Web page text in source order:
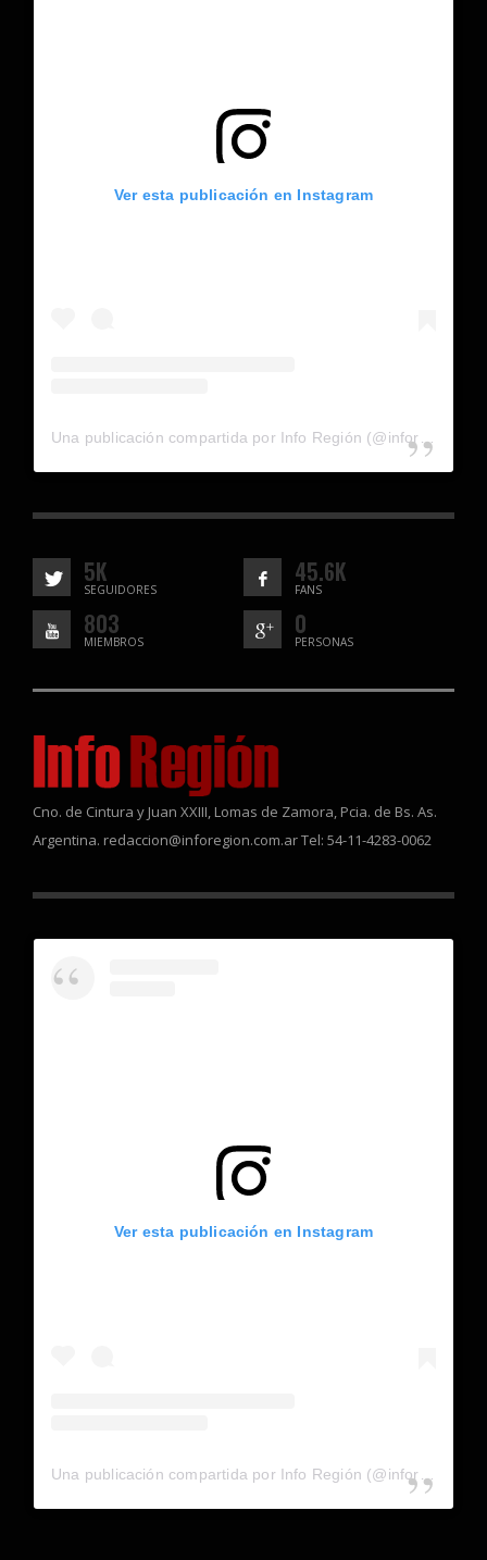
Ver esta publicación en Instagram
5K
SEGUIDORES
45.6K
FANS
803
MIEMBROS
0
PERSONAS
Cno. de Cintura y Juan XXIII, Lomas de Zamora, Pcia. de Bs. As.
Argentina. redaccion@inforegion.com.ar Tel: 54-11-4283-0062
Ver esta publicación en Instagram
Una publicación compartida por Info Región (@inforegion_redes)